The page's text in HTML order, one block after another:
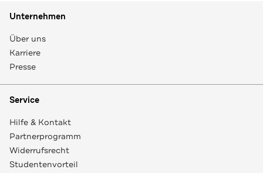
Unternehmen
Über uns
Karriere
Presse
Service
Hilfe & Kontakt
Partnerprogramm
Widerrufsrecht
Studentenvorteil